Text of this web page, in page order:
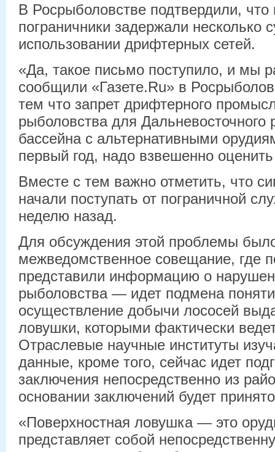
В Росрыболовстве подтвердили,
пограничники задержали несколько
использовании дрифтерных сетей.
«Да, такое письмо поступило, и мы
сообщили «Газете.Ru» в
тем что запрет дрифтерного
рыболовства для Дальневосточного
бассейна с альтернативными
первый год, надо взвешенно
Вместе с тем важно отметить, что
начали поступать от пограничной
неделю назад.
Для обсуждения этой проблемы
межведомственное совещание, где
представили информацию о
рыболовства — идет подмена
осуществление добычи лососей
ловушки, которыми фактически
Отраслевые научные институты
данные, кроме того, сейчас идет
заключения непосредственно из
основании заключений будет
«Поверхностная ловушка — это
представляет собой